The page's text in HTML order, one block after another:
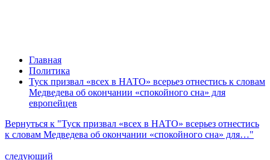
Главная
Политика
Туск призвал «всех в НАТО» всерьез отнестись к словам
Медведева об окончании «спокойного сна» для
европейцев
Вернуться к "Туск призвал «всех в НАТО» всерьез отнестись
к словам Медведева об окончании «спокойного сна» для…"
следующий